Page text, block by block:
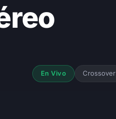
En Vivo Crossover